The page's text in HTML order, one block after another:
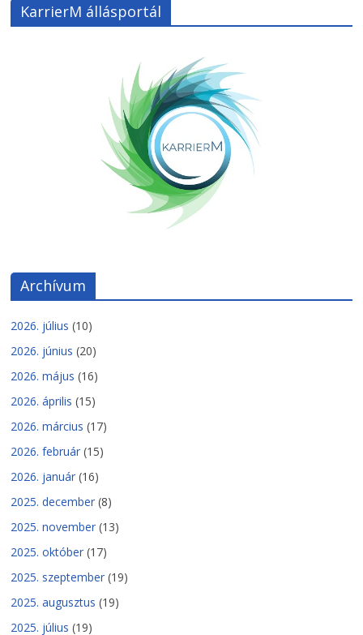
KarrierM állásportál
Archívum
2026. július (10)
2026. június (20)
2026. május (16)
2026. április (15)
2026. március (17)
2026. február (15)
2026. január (16)
2025. december (8)
2025. november (13)
2025. október (17)
2025. szeptember (19)
2025. augusztus (19)
2025. július (19)